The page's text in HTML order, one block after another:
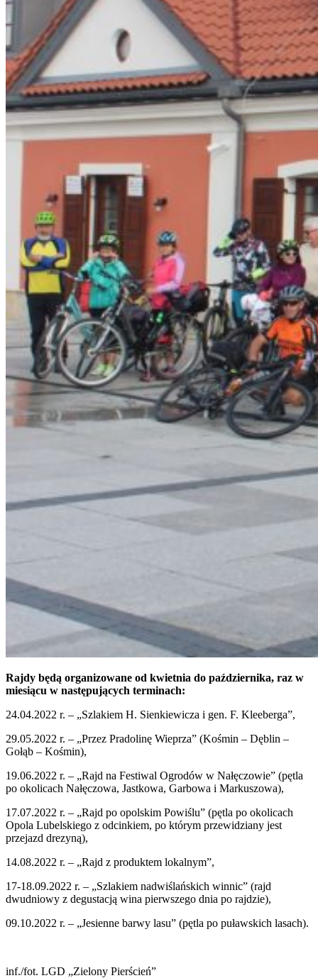
Rajdy będą organizowane od kwietnia do października, raz w
miesiącu w następujących terminach:
24.04.2022 r. – „Szlakiem H. Sienkiewicza i gen. F. Kleeberga”,
29.05.2022 r. – „Przez Pradolinę Wieprza” (Kośmin – Dęblin –
Gołąb – Kośmin),
19.06.2022 r. – „Rajd na Festiwal Ogrodów w Nałęczowie” (pętla
po okolicach Nałęczowa, Jastkowa, Garbowa i Markuszowa),
17.07.2022 r. – „Rajd po opolskim Powiślu” (pętla po okolicach
Opola Lubelskiego z odcinkiem, po którym przewidziany jest
przejazd drezyną),
14.08.2022 r. – „Rajd z produktem lokalnym”,
17-18.09.2022 r. – „Szlakiem nadwiślańskich winnic” (rajd
dwudniowy z degustacją wina pierwszego dnia po rajdzie),
09.10.2022 r. – „Jesienne barwy lasu” (pętla po puławskich lasach).
inf./fot. LGD „Zielony Pierścień”